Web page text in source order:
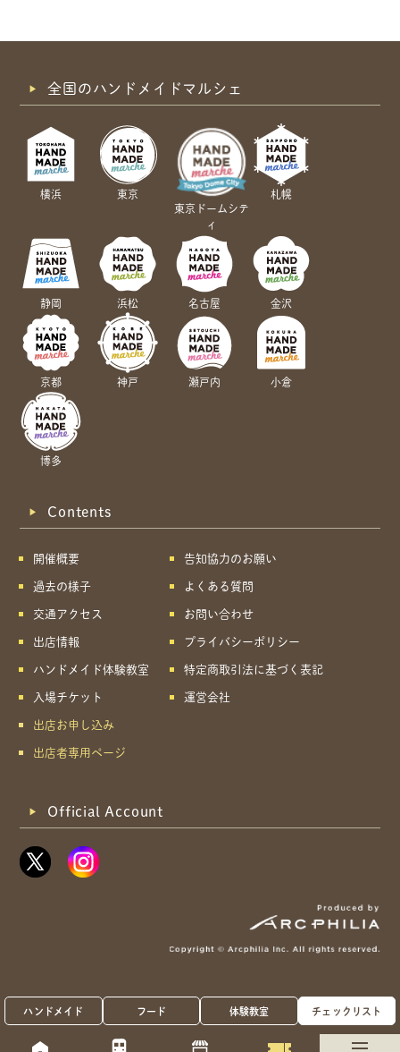
ハンドメイド フード 体験教室 チェックリスト
共有方法を選択
全国のハンドメイドマルシェ
横浜
東京
東京ドームシテ
ィ
札幌
静岡 浜松 名古屋 金沢
京都 神戸 瀬戸内 小倉
博多
Contents
開催概要
過去の様子
交通アクセス
出店情報
ハンドメイド体験教室
入場チケット
出店お申し込み
出店者専用ページ
告知協力のお願い
よくある質問
お問い合わせ
プライバシーポリシー
特定商取引法に基づく表記
運営会社
Official Account